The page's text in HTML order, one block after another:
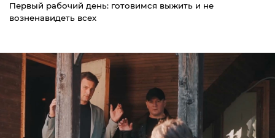
Первый рабочий день: готовимся выжить и не
возненавидеть всех